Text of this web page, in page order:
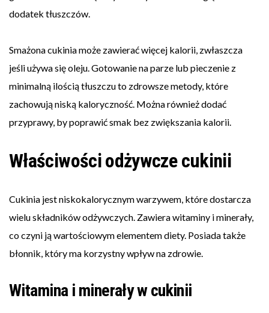
dodatek tłuszczów.
Smażona cukinia może zawierać więcej kalorii, zwłaszcza
jeśli używa się oleju. Gotowanie na parze lub pieczenie z
minimalną ilością tłuszczu to zdrowsze metody, które
zachowują niską kaloryczność. Można również dodać
przyprawy, by poprawić smak bez zwiększania kalorii.
Właściwości odżywcze cukinii
Cukinia jest niskokalorycznym warzywem, które dostarcza
wielu składników odżywczych. Zawiera witaminy i minerały,
co czyni ją wartościowym elementem diety. Posiada także
błonnik, który ma korzystny wpływ na zdrowie.
Witamina i minerały w cukinii